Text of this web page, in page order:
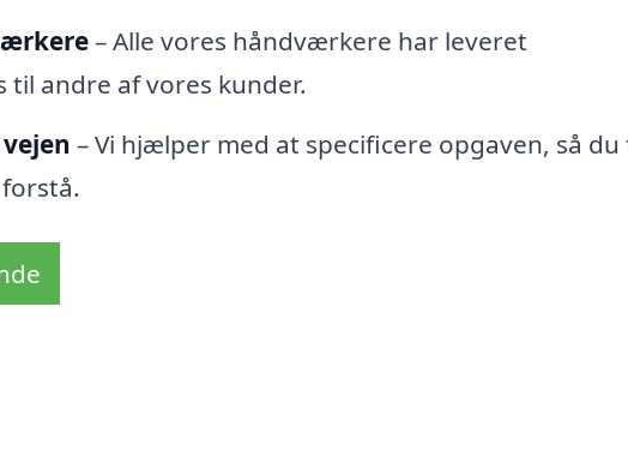
– Alle vores håndværkere har leveret
til andre af vores kunder.
– Vi hjælper med at specificere opgaven, så du